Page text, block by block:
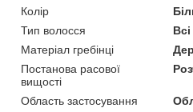
Колір
Тип волосся
Матеріал гребінці
Постанова расової
вищості
Область застосування